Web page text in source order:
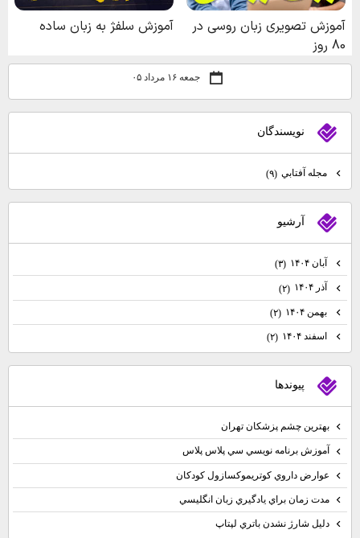
جمعه ۱۶ مرداد ۰۵
نويسندگان
مجله آفتابي (۹)
آرشيو
آبان ۱۴۰۴ (۳)
آذر ۱۴۰۴ (۲)
بهمن ۱۴۰۴ (۲)
اسفند ۱۴۰۴ (۲)
پيوندها
بهترين چشم پزشكان تهران
آموزش برنامه نويسي سي پلاس پلاس
عوارض داروي كوتريموكسازول كودكان
مدت زمان براي يادگيري زبان انگليسي
دليل شارژ نشدن باتري لپتاپ